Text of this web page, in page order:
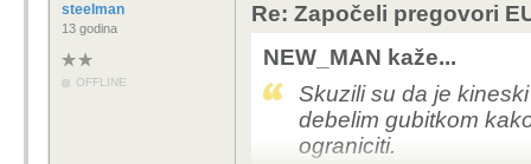
steelman
13 godina
OFFLINE
Re: Započeli pregovori
NEW_MAN kaže...
Skuzili su da je
debelim gubitkom
ograniciti.